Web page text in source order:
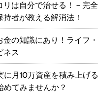
リは自分で治せる！－完全
者が教える解消法！
の知識にあり！ライフ・
ネス
に月10万資産を積み上げる
めてみませんか？